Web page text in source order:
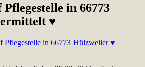
in 66773
♥